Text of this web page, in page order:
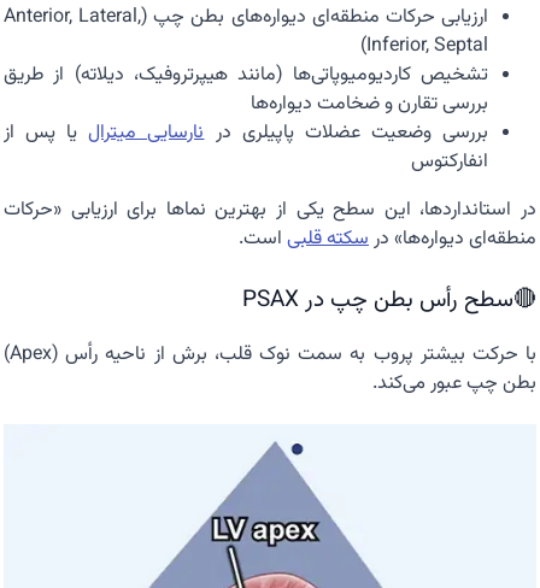
ارزیابی حرکات منطقه‌ای دیواره‌های بطن چپ (Anterior, Lateral,
Inferior, Septal)
تشخیص کاردیومیوپاتی‌ها (مانند هیپرتروفیک، دیلاته) از طریق
بررسی تقارن و ضخامت دیواره‌ها
بررسی وضعیت عضلات پاپیلری درنارسایی میترالیا پس از
انفارکتوس
در استانداردها، این سطح یکی از بهترین نماها برای ارزیابی «حرکات
منطقه‌ای دیواره‌ها» درسکته قلبی است.
🔴سطح رأس بطن چپ در PSAX
با حرکت بیشتر پروب به سمت نوک قلب، برش از ناحیه رأس (Apex)
بطن چپ عبور می‌کند.